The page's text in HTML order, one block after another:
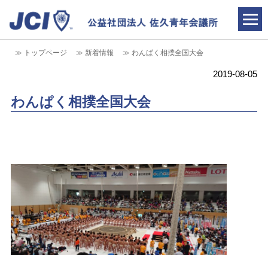
新着情報
お問合せ
トップページ 新着情報 わんぱく相撲全国大会
2019-08-05
わんぱく相撲全国大会